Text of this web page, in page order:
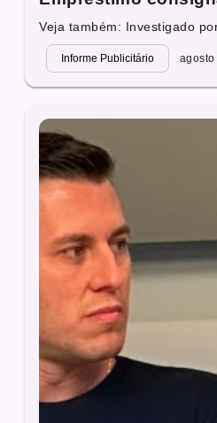
Veja também: Investigado
Informe Publicitário agosto